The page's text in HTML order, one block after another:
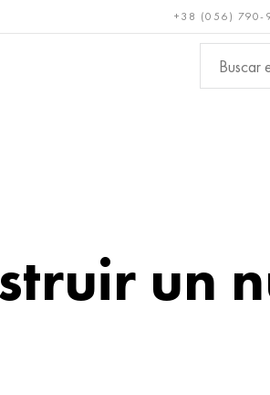
+38 (056) 790-
Bronce, cobre, Metales no
ferrosos
un